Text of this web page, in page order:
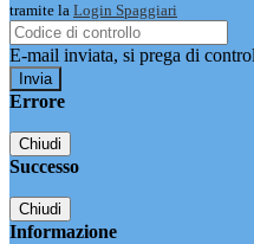
tramite la Login Spaggiari
E-mail inviata, si prega di
Errore
Chiudi
Successo
Chiudi
Informazione